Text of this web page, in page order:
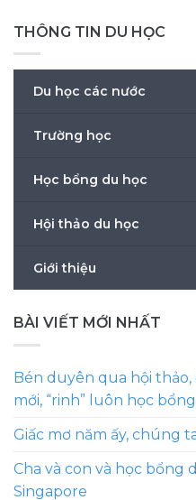
THÔNG TIN DU HỌC
Du học các nước
Trường học
Học bổng du học
Hội thảo du học
Giới thiệu
BÀI VIẾT MỚI NHẤT
Bén duyên qua hội
mới, “rinh” luôn học bổng
Giấc mơ năm ấy, chúng
Cha và con và học bổng
Singapore